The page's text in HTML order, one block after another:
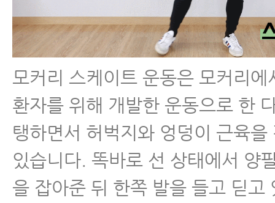
모커리 스케이트 운동은 모커리에
환자를 위해 개발한 운동으로 한
탱하면서 허벅지와 엉덩이 근육을
있습니다. 똑바로 선 상태에서 양
을 잡아준 뒤 한쪽 발을 들고 딛고